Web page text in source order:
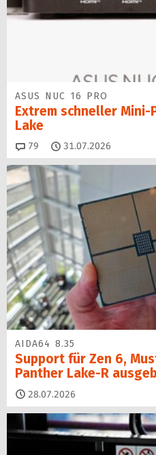
ASUS NUC 16 PRO
Extrem schneller Mini-
Lake
79 Kommentare
31.07.2026
AIDA64 8.35
Support für Zen 6,
Panther Lake-R
28.07.2026